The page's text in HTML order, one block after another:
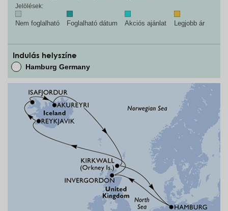
Jelölések:
Nem foglalható Foglalható dátum Akciós ajánlat Legjobb ár
Indulás helyszíne
Hamburg Germany